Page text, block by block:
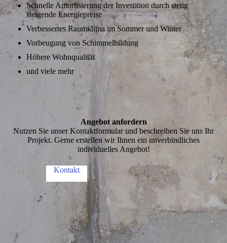
Schnelle Amortisierung der Investition durch stetig
steigende Energiepreise
Verbessertes Raumklima im Sommer und Winter
Vorbeugung von Schimmelbildung
Höhere Wohnqualität
und viele mehr
Angebot anfordern
Nutzen Sie unser Kontaktformular und beschreiben Sie uns Ihr
Projekt. Gerne erstellen wir Ihnen ein unverbindliches
individuelles Angebot!
Kontakt